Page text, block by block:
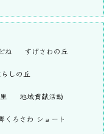
ね すげさわの丘
しの丘
地域貢献活動
くろさわ ショート